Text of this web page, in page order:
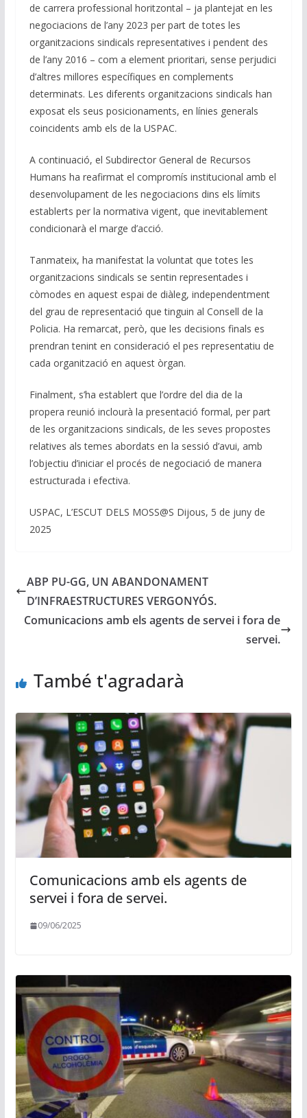
de carrera professional horitzontal – ja plantejat en les
negociacions de l’any 2023 per part de totes les
organitzacions sindicals representatives i pendent des
de l’any 2016 – com a element prioritari, sense perjudici
d’altres millores específiques en complements
determinats. Les diferents organitzacions sindicals han
exposat els seus posicionaments, en línies generals
coincidents amb els de la USPAC.
A continuació, el Subdirector General de Recursos
Humans ha reafirmat el compromís institucional amb el
desenvolupament de les negociacions dins els límits
establerts per la normativa vigent, que inevitablement
condicionarà el marge d’acció.
Tanmateix, ha manifestat la voluntat que totes les
organitzacions sindicals se sentin representades i
còmodes en aquest espai de diàleg, independentment
del grau de representació que tinguin al Consell de la
Policia. Ha remarcat, però, que les decisions finals es
prendran tenint en consideració el pes representatiu de
cada organització en aquest òrgan.
Finalment, s’ha establert que l’ordre del dia de la
propera reunió inclourà la presentació formal, per part
de les organitzacions sindicals, de les seves propostes
relatives als temes abordats en la sessió d’avui, amb
l’objectiu d’iniciar el procés de negociació de manera
estructurada i efectiva.
USPAC, L’ESCUT DELS MOSS@S Dijous, 5 de juny de
2025
ABP PU-GG, UN ABANDONAMENT
D’INFRAESTRUCTURES VERGONYÓS.
Comunicacions amb els agents de servei i fora de
servei.
També t'agradarà
Comunicacions amb els agents de
servei i fora de servei.
09/06/2025